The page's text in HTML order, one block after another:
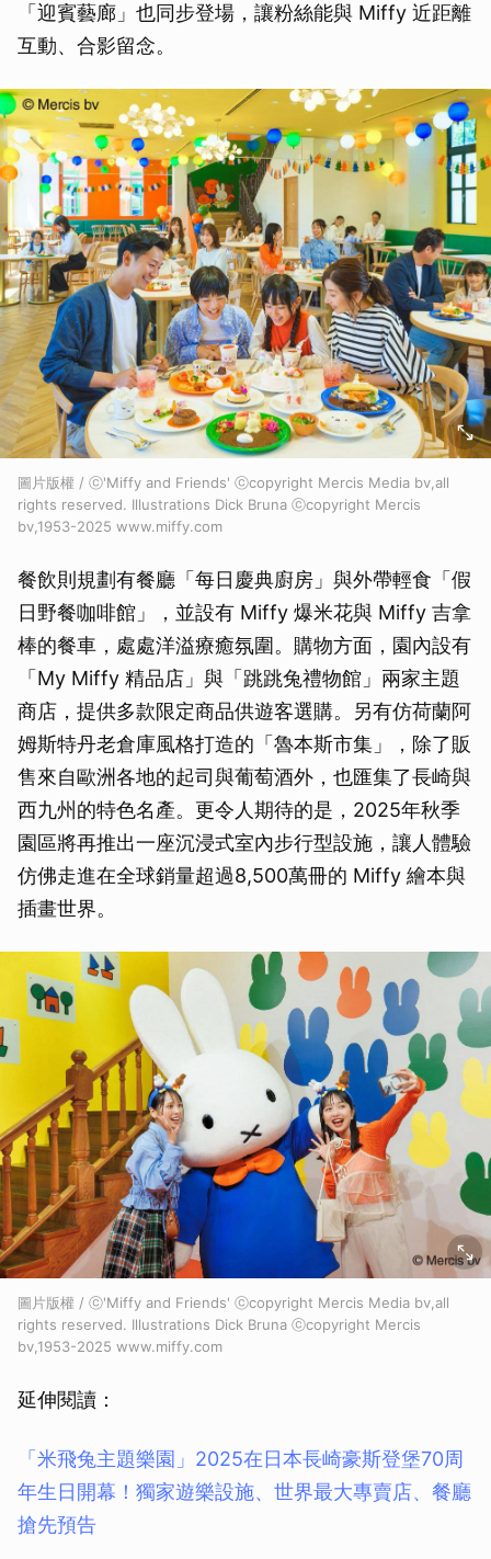
「迎賓藝廊」也同步登場，讓粉絲能與 Miffy 近距離
互動、合影留念。
圖片版權 / ⓒ'Miffy and Friends' ⓒcopyright Mercis Media bv,all
rights reserved. Illustrations Dick Bruna ⓒcopyright Mercis
bv,1953-2025 www.miffy.com
餐飲則規劃有餐廳「每日慶典廚房」與外帶輕食「假
日野餐咖啡館」，並設有 Miffy 爆米花與 Miffy 吉拿
棒的餐車，處處洋溢療癒氛圍。購物方面，園內設有
「My Miffy 精品店」與「跳跳兔禮物館」兩家主題
商店，提供多款限定商品供遊客選購。另有仿荷蘭阿
姆斯特丹老倉庫風格打造的「魯本斯市集」，除了販
售來自歐洲各地的起司與葡萄酒外，也匯集了長崎與
西九州的特色名產。更令人期待的是，2025年秋季
園區將再推出一座沉浸式室內步行型設施，讓人體驗
仿佛走進在全球銷量超過8,500萬冊的 Miffy 繪本與
插畫世界。
圖片版權 / ⓒ'Miffy and Friends' ⓒcopyright Mercis Media bv,all
rights reserved. Illustrations Dick Bruna ⓒcopyright Mercis
bv,1953-2025 www.miffy.com
延伸閱讀：
「米飛兔主題樂園」2025在日本長崎豪斯登堡70周
年生日開幕！獨家遊樂設施、世界最大專賣店、餐廳
搶先預告